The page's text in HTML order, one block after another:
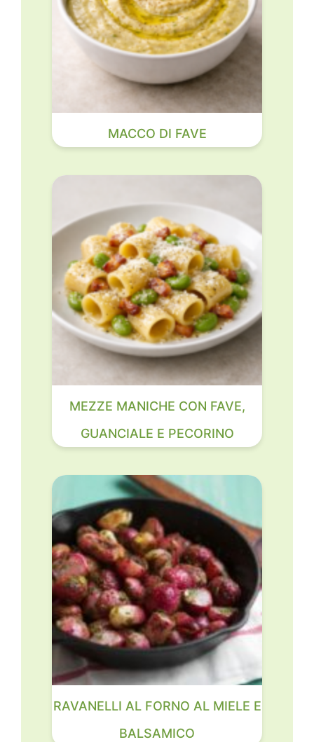
MACCO DI FAVE
MEZZE MANICHE CON FAVE,
GUANCIALE E PECORINO
RAVANELLI AL FORNO AL MIELE E
BALSAMICO